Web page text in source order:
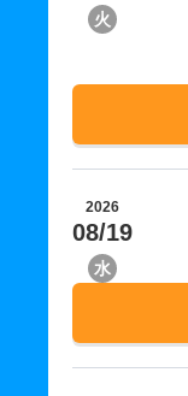
火
2026
08/19
水